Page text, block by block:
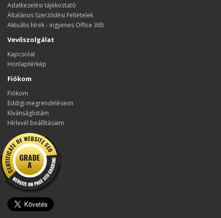
Adatkezelési tájékoztató
Általános Szerződési Feltételek
Aktuális hírek - ingyenes Office 365
Vevőszolgálat
Kapcsolat
Honlaptérkép
Fiókom
Fiókom
Eddigi megrendeléseim
Kívánságlistám
Hírlevél beállításaim